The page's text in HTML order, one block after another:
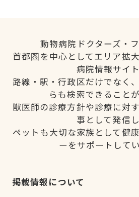
動物病院ドクターズ・フ
首都圏を中心としてエリア拡
病院情報サイト
路線・駅・行政区だけでなく
らも検索できること
獣医師の診療方針や診療に対
事として発信し
ペットも大切な家族として健
ーをサポートしてい
掲載情報について